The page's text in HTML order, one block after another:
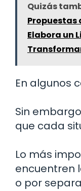
Quizás
Propuestas
Elabora un
En algunos
Sin
que cada
Lo más
encuentren
o por